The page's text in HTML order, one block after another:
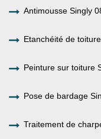
Antimousse Singly
Etanchéité de
Peinture sur toiture
Pose de bardage
Traitement de